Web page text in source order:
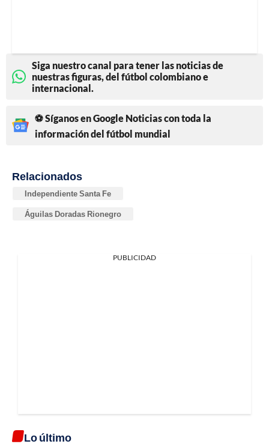
Siga nuestro canal para tener las noticias de
nuestras figuras, del fútbol colombiano e
internacional.
⚽ Síganos en Google Noticias con toda la
información del fútbol mundial
Relacionados
Independiente Santa Fe
Águilas Doradas Rionegro
PUBLICIDAD
Lo último